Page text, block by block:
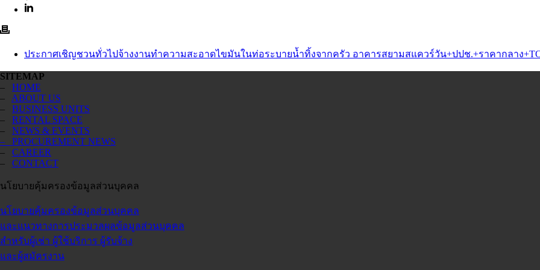
ประกาศเชิญชวนทั่วไปจ้างงานทำความสะอาดไขมันในท่อระบายน้ำทิ้งจากครัว อาคารสยามสแควร์วัน+ปปช.+ราคากลาง
SITEMAP
– HOME
– ABOUT US
– BUSINESS UNITS
– RENTAL SPACE
– NEWS & EVENTS
– PROCUREMENT NEWS
– CAREER
– CONTACT
นโยบายคุ้มครองข้อมูลส่วนบุคคล
นโยบายคุ้มครองข้อมูลส่วนบุคคล
และแนวทางการประมวลผลข้อมูลส่วนบุคคล
สำหรับผู้เช่า ผู้ใช้บริการ ผู้รับจ้าง
และผู้สมัครงาน